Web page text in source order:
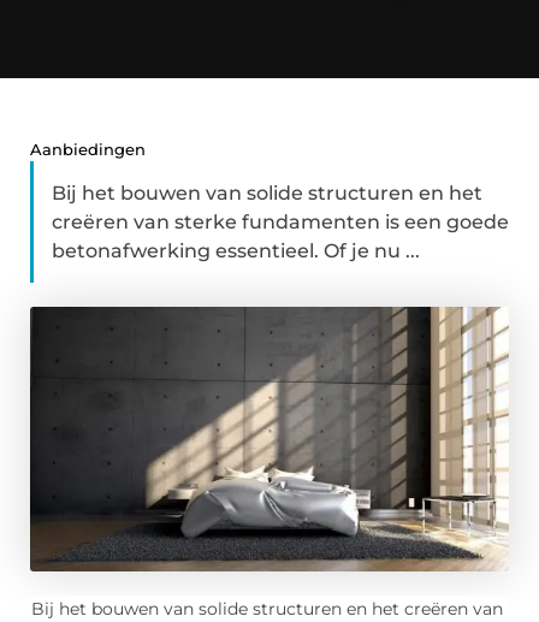
Aanbiedingen
Bij het bouwen van solide structuren en het
creëren van sterke fundamenten is een goede
betonafwerking essentieel. Of je nu ...
Bij het bouwen van solide structuren en het creëren van